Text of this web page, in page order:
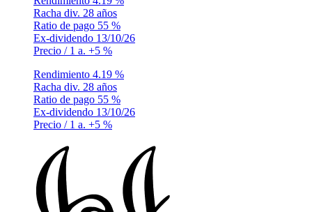
Racha div. 28 años
Ratio de pago 55 %
Ex-dividendo 13/10/26
Precio / 1 a. +5 %
Rendimiento 4.19 %
Racha div. 28 años
Ratio de pago 55 %
Ex-dividendo 13/10/26
Precio / 1 a. +5 %